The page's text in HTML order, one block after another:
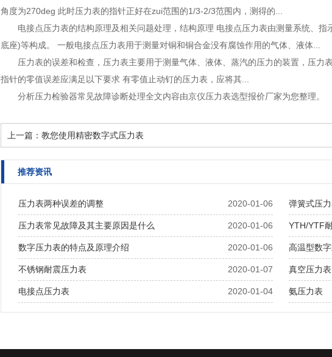
角度为270deg 此时压力表的指针正好在zui范围的1/3-2/3范围内，测得的...
电接点压力表的结构原理及相关问题处理 ，结构原理 电接点压力表由测量系统、
底座)等构成。 一般电接点压力表用于测量对铜和铜合金没有腐蚀作用的气体、液体...
压力表的误差和检查 ，压力表主要用于测量气体、液体、蒸汽的压力的装置，压
指针的零值误差应满足以下要求 有零值止动钉的压力表，应将其...
分析压力检验器常见故障诊断处理全文内容由京仪压力表选型报价厂家为您整理。
上一篇： 教您使用精密数字式压力表
推荐资讯
2020-01-06
压力表两种误差的调整 弹簧式压
2020-01-06
压力表常见故障及其主要原因是什么 YTH/YTF
2020-01-06
数字压力表的特点及原理介绍 高温型数
2020-01-07
不锈钢耐震压力表 真空压力表
2020-01-04
电接点压力表 氨压力表